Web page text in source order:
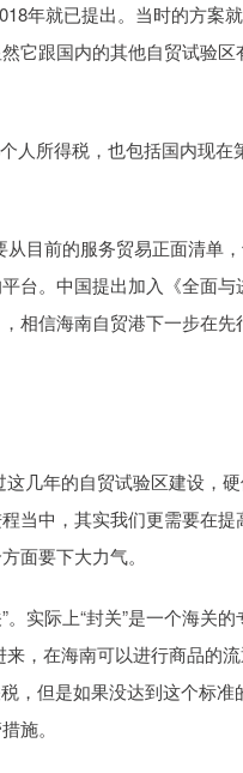
年就已提出。当时的方案
它跟国内的其他自贸试验区
人所得税，也包括国内现在
目前的服务贸易正面清单
台。中国提出加入《全面
相信海南自贸港下一步在先
几年的自贸试验区建设，
当中，其实我们更需要在
面要下大力气。
实际上“封关”是一个海关
，在海南可以进行商品的
，但是如果没达到这个标准
施。